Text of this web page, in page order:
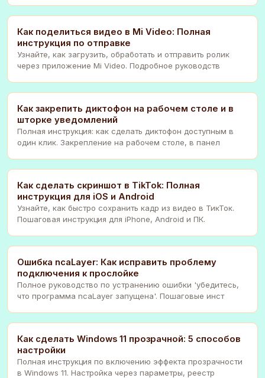
Как поделиться видео в Mi Video: Полная
инструкция по отправке
Узнайте, как загрузить, обработать и отправить ролик
через приложение Mi Video. Подробное руководств
Как закрепить диктофон на рабочем столе и в
шторке уведомлений
Полная инструкция: как сделать диктофон доступным в
один клик. Закрепление на рабочем столе, в панел
Как сделать скриншот в TikTok: Полная
инструкция для iOS и Android
Узнайте, как быстро сохранить кадр из видео в ТикТок.
Пошаговая инструкция для iPhone, Android и ПК.
Ошибка ncaLayer: Как исправить проблему
подключения к прослойке
Полное руководство по устранению ошибки 'убедитесь,
что программа ncaLayer запущена'. Пошаговые инст
Как сделать Windows 11 прозрачной: 5 способов
настройки
Полная инструкция по включению эффекта прозрачности
в Windows 11. Настройка через параметры, реестр